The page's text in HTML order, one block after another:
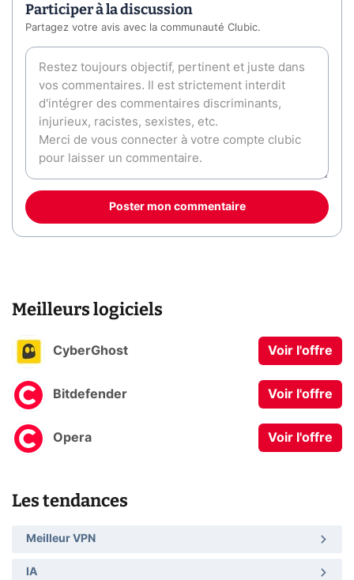
Participer à la discussion
Partagez votre avis avec la communauté Clubic.
Poster mon commentaire
Meilleurs logiciels
CyberGhost Voir l'offre
Bitdefender Voir l'offre
Opera Voir l'offre
Les tendances
Meilleur VPN
IA